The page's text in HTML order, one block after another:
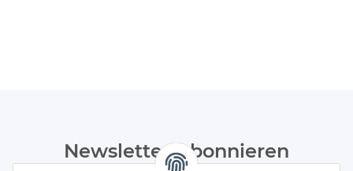
Newsletter Abonnieren